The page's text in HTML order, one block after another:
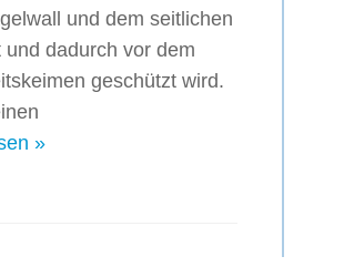
und dem seitlichen
dadurch vor dem
geschützt wird.
»